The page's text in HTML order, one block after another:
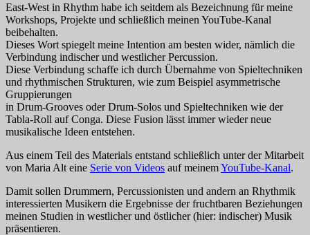
East-West in Rhythm habe ich seitdem als Bezeichnung für meine
Workshops, Projekte und schließlich meinen YouTube-Kanal
beibehalten.
Dieses Wort spiegelt meine Intention am besten wider, nämlich die
Verbindung indischer und westlicher Percussion.
Diese Verbindung schaffe ich durch Übernahme von Spieltechniken
und rhythmischen Strukturen, wie zum Beispiel asymmetrische
Gruppierungen
in Drum-Grooves oder Drum-Solos und Spieltechniken wie der
Tabla-Roll auf Conga. Diese Fusion lässt immer wieder neue
musikalische Ideen entstehen.
Aus einem Teil des Materials entstand schließlich unter der Mitarbeit
von Maria Alt eine Serie von Videos auf meinemYouTube-Kanal.
Damit sollen Drummern, Percussionisten und andern an Rhythmik
interessierten Musikern die Ergebnisse der fruchtbaren Beziehungen
meinen Studien in westlicher und östlicher (hier: indischer) Musik
präsentieren.